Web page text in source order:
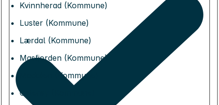
Kvinnherad (Kommune)
Luster (Kommune)
Lærdal (Kommune)
Masfjorden (Kommune)
Modalen (Kommune)
Osterøy (Kommune)